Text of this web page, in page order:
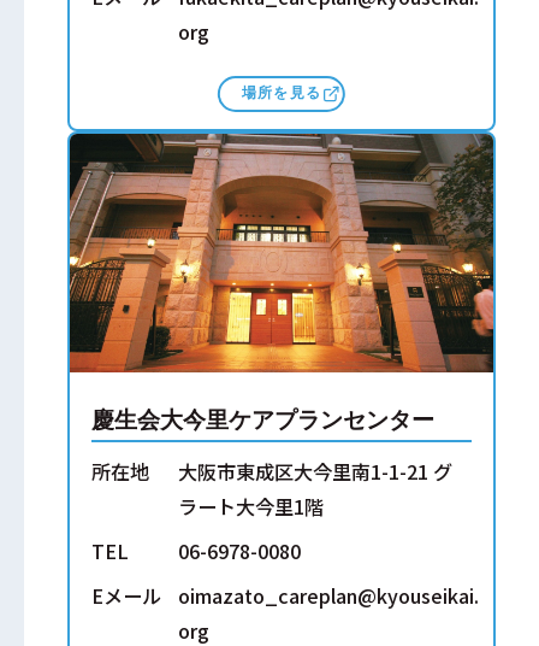
org
場所を見る
慶生会大今里ケアプランセンター
所在地
大阪市東成区大今里南1-1-21 グ
ラート大今里1階
TEL
06-6978-0080
Eメール
oimazato_careplan@kyouseikai.
org